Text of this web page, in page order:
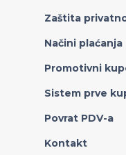
Zaštita
Načini plaćanja
Promotivni
Sistem prve
Povrat PDV-a
Kontakt